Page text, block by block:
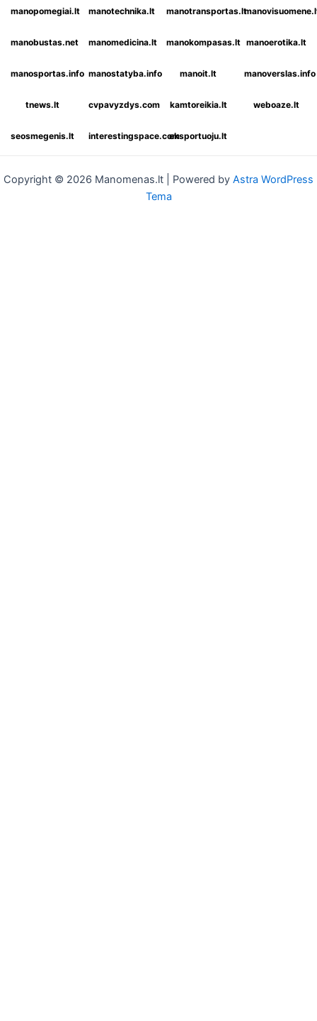
manopomegiai.lt manotechnika.lt manotransportas.lt
manobustas.net manomedicina.lt manokompasas.lt manoerotika.lt
manosportas.info manostatyba.info manoit.lt manoverslas.info
tnews.lt cvpavyzdys.com kamtoreikia.lt weboaze.lt
seosmegenis.lt interestingspace.comeksportuoju.lt
Copyright © 2026 Manomenas.lt | Powered by Astra WordPress
Tema